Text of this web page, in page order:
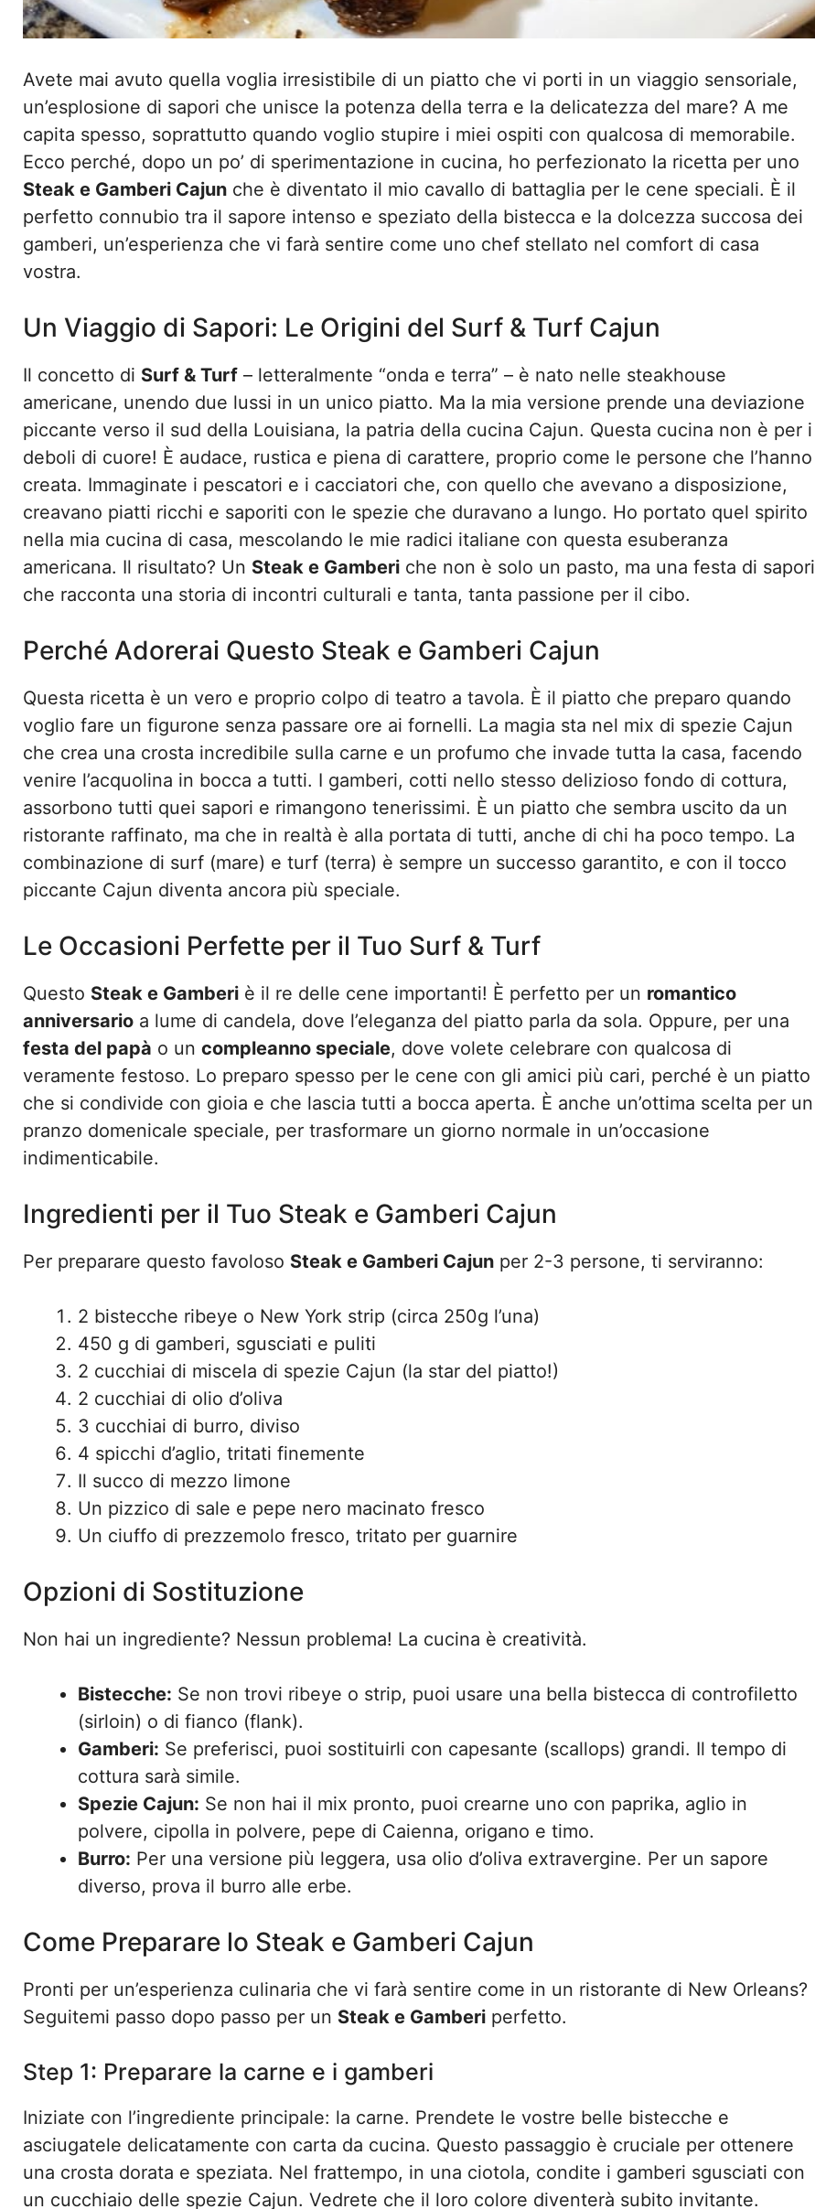
Avete mai avuto quella voglia irresistibile di un piatto che vi porti in un viaggio sensoriale,
un’esplosione di sapori che unisce la potenza della terra e la delicatezza del mare? A me
capita spesso, soprattutto quando voglio stupire i miei ospiti con qualcosa di memorabile.
Ecco perché, dopo un po’ di sperimentazione in cucina, ho perfezionato la ricetta per uno
Steak e Gamberi Cajun che è diventato il mio cavallo di battaglia per le cene speciali. È il
perfetto connubio tra il sapore intenso e speziato della bistecca e la dolcezza succosa dei
gamberi, un’esperienza che vi farà sentire come uno chef stellato nel comfort di casa
vostra.
Un Viaggio di Sapori: Le Origini del Surf & Turf Cajun
Il concetto di Surf & Turf – letteralmente “onda e terra” – è nato nelle steakhouse
americane, unendo due lussi in un unico piatto. Ma la mia versione prende una deviazione
piccante verso il sud della Louisiana, la patria della cucina Cajun. Questa cucina non è per i
deboli di cuore! È audace, rustica e piena di carattere, proprio come le persone che l’hanno
creata. Immaginate i pescatori e i cacciatori che, con quello che avevano a disposizione,
creavano piatti ricchi e saporiti con le spezie che duravano a lungo. Ho portato quel spirito
nella mia cucina di casa, mescolando le mie radici italiane con questa esuberanza
americana. Il risultato? Un Steak e Gamberi che non è solo un pasto, ma una festa di sapori
che racconta una storia di incontri culturali e tanta, tanta passione per il cibo.
Perché Adorerai Questo Steak e Gamberi Cajun
Questa ricetta è un vero e proprio colpo di teatro a tavola. È il piatto che preparo quando
voglio fare un figurone senza passare ore ai fornelli. La magia sta nel mix di spezie Cajun
che crea una crosta incredibile sulla carne e un profumo che invade tutta la casa, facendo
venire l’acquolina in bocca a tutti. I gamberi, cotti nello stesso delizioso fondo di cottura,
assorbono tutti quei sapori e rimangono tenerissimi. È un piatto che sembra uscito da un
ristorante raffinato, ma che in realtà è alla portata di tutti, anche di chi ha poco tempo. La
combinazione di surf (mare) e turf (terra) è sempre un successo garantito, e con il tocco
piccante Cajun diventa ancora più speciale.
Le Occasioni Perfette per il Tuo Surf & Turf
Questo Steak e Gamberi è il re delle cene importanti! È perfetto per un romantico
anniversario a lume di candela, dove l’eleganza del piatto parla da sola. Oppure, per una
festa del papà o un compleanno speciale, dove volete celebrare con qualcosa di
veramente festoso. Lo preparo spesso per le cene con gli amici più cari, perché è un piatto
che si condivide con gioia e che lascia tutti a bocca aperta. È anche un’ottima scelta per un
pranzo domenicale speciale, per trasformare un giorno normale in un’occasione
indimenticabile.
Ingredienti per il Tuo Steak e Gamberi Cajun
Per preparare questo favoloso Steak e Gamberi Cajun per 2-3 persone, ti serviranno:
2 bistecche ribeye o New York strip (circa 250g l’una)
450 g di gamberi, sgusciati e puliti
2 cucchiai di miscela di spezie Cajun (la star del piatto!)
2 cucchiai di olio d’oliva
3 cucchiai di burro, diviso
4 spicchi d’aglio, tritati finemente
Il succo di mezzo limone
Un pizzico di sale e pepe nero macinato fresco
Un ciuffo di prezzemolo fresco, tritato per guarnire
Opzioni di Sostituzione
Non hai un ingrediente? Nessun problema! La cucina è creatività.
Bistecche: Se non trovi ribeye o strip, puoi usare una bella bistecca di controfiletto
(sirloin) o di fianco (flank).
Gamberi: Se preferisci, puoi sostituirli con capesante (scallops) grandi. Il tempo di
cottura sarà simile.
Spezie Cajun: Se non hai il mix pronto, puoi crearne uno con paprika, aglio in
polvere, cipolla in polvere, pepe di Caienna, origano e timo.
Burro: Per una versione più leggera, usa olio d’oliva extravergine. Per un sapore
diverso, prova il burro alle erbe.
Come Preparare lo Steak e Gamberi Cajun
Pronti per un’esperienza culinaria che vi farà sentire come in un ristorante di New Orleans?
Seguitemi passo dopo passo per un Steak e Gamberi perfetto.
Step 1: Preparare la carne e i gamberi
Iniziate con l’ingrediente principale: la carne. Prendete le vostre belle bistecche e
asciugatele delicatamente con carta da cucina. Questo passaggio è cruciale per ottenere
una crosta dorata e speziata. Nel frattempo, in una ciotola, condite i gamberi sgusciati con
un cucchiaio delle spezie Cajun. Vedrete che il loro colore diventerà subito invitante.